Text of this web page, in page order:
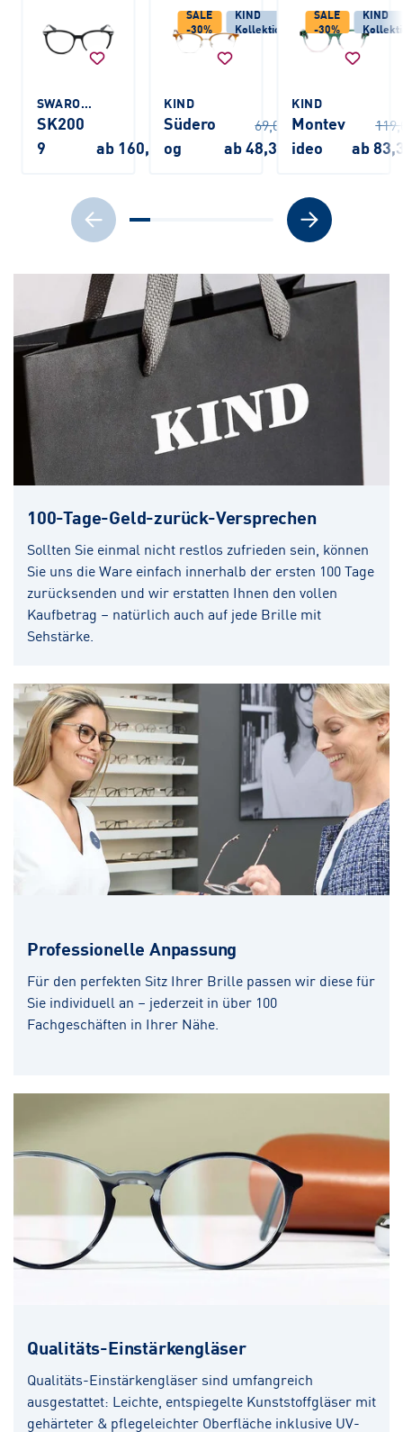
SWAROVSKI
SK200
9
ab 160,00 €
SALE
-30%
KIND
Kollektion
KIND
Südero
og
69,00 €
ab 48,30 €
SALE
-30%
KIND
KIND
Montev
ideo
ab
100-Tage-Geld-zurück-Versprechen
Sollten Sie einmal nicht restlos zufrieden sein, können
Sie uns die Ware einfach innerhalb der ersten 100 Tage
zurücksenden und wir erstatten Ihnen den vollen
Kaufbetrag – natürlich auch auf jede Brille mit
Sehstärke.
Professionelle Anpassung
Für den perfekten Sitz Ihrer Brille passen wir diese für
Sie individuell an – jederzeit in über 100
Fachgeschäften in Ihrer Nähe.
Qualitäts-Einstärkengläser
Qualitäts-Einstärkengläser sind umfangreich
ausgestattet: Leichte, entspiegelte Kunststoffgläser mit
gehärteter & pflegeleichter Oberfläche inklusive UV-